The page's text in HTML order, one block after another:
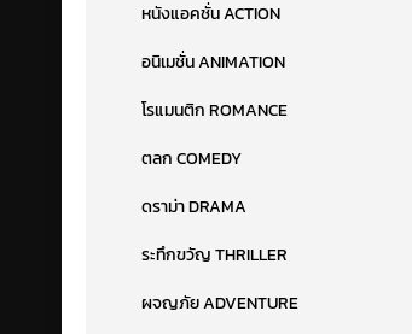
หนังแอคชั่น ACTION
อนิเมชั่น ANIMATION
โรแมนติก ROMANCE
ตลก COMEDY
ดราม่า DRAMA
ระทึกขวัญ THRILLER
ผจญภัย ADVENTURE